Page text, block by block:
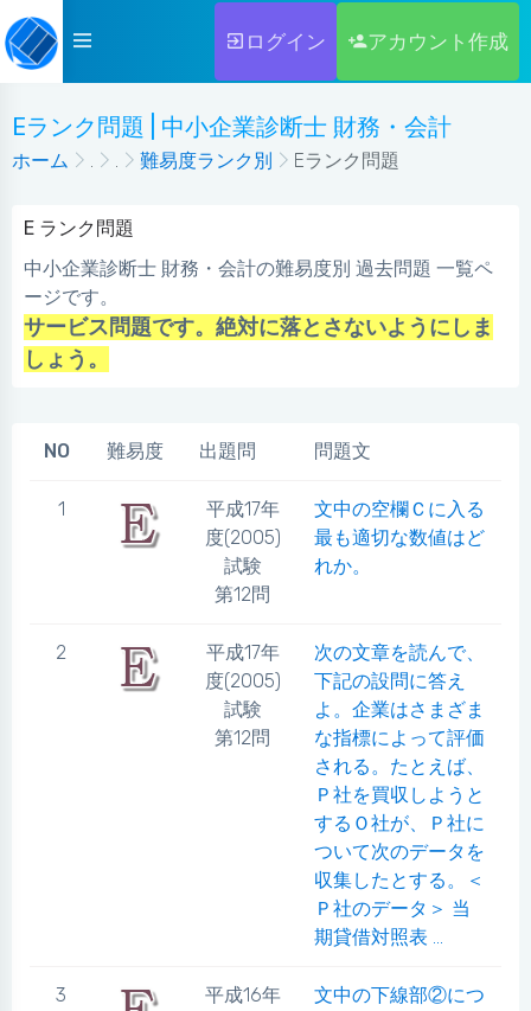
ログイン アカウント作成
Eランク問題 | 中小企業診断士 財務・会計
ホーム . . 難易度ランク別 Eランク問題
E ランク問題
中小企業診断士 財務・会計の難易度別 過去問題 一覧ペ
ージです。
サービス問題です。絶対に落とさないようにしま
しょう。
NO 難易度 出題問 問題文
1
平成17年
度(2005)
試験
第12問
文中の空欄Ｃに入る
最も適切な数値はど
れか。
2
平成17年
度(2005)
試験
第12問
次の文章を読んで、
下記の設問に答え
よ。企業はさまざま
な指標によって評価
される。たとえば、
Ｐ社を買収しようと
するＯ社が、Ｐ社に
ついて次のデータを
収集したとする。＜
Ｐ社のデータ＞ 当
期貸借対照表 ...
3
平成16年
文中の下線部②につ